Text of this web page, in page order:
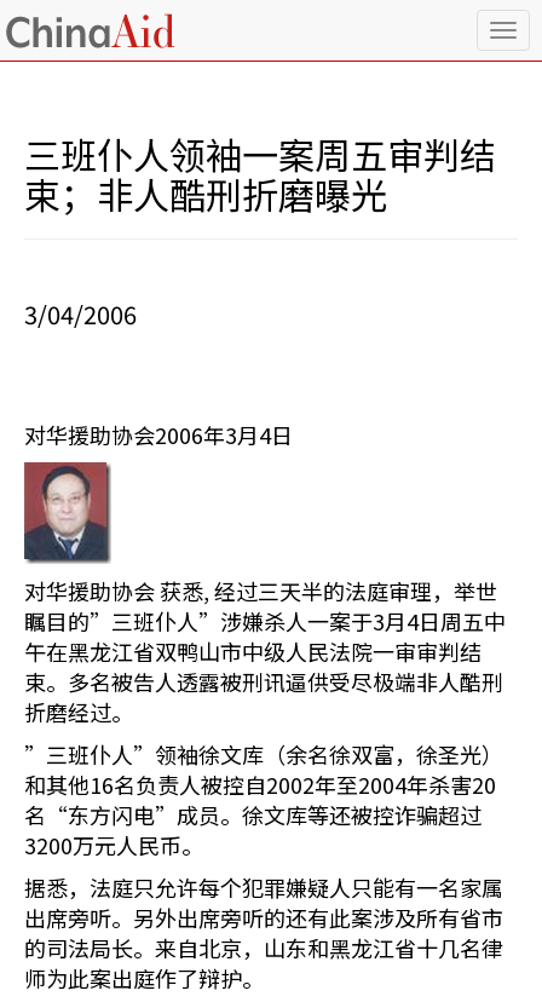
T
o
三班仆人领袖一案周五审判结
束；非人酷刑折磨曝光
3/04/2006
对华援助协会2006年3月4日
对华援助协会 获悉, 经过三天半的法庭审理，举世
瞩目的”三班仆人”涉嫌杀人一案于3月4日周五中
午在黑龙江省双鸭山市中级人民法院一审审判结
束。多名被告人透露被刑讯逼供受尽极端非人酷刑
折磨经过。
”三班仆人”领袖徐文库（余名徐双富，徐圣光）
和其他16名负责人被控自2002年至2004年杀害20
名“东方闪电”成员。徐文库等还被控诈骗超过
3200万元人民币。
据悉，法庭只允许每个犯罪嫌疑人只能有一名家属
出席旁听。另外出席旁听的还有此案涉及所有省市
的司法局长。来自北京，山东和黑龙江省十几名律
师为此案出庭作了辩护。